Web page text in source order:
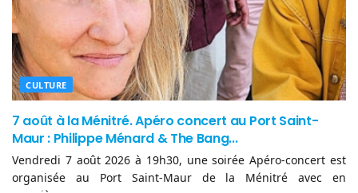
CULTURE
7 août à la Ménitré. Apéro concert au Port Saint-
Maur : Philippe Ménard & The Bang...
Vendredi 7 août 2026 à 19h30, une soirée Apéro-concert est
organisée au Port Saint-Maur de la Ménitré avec en